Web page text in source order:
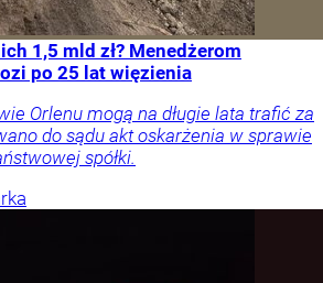
1,5 mld zł? Menedżerom
po 25 lat więzienia
Orlenu mogą na długie lata trafić za
do sądu akt oskarżenia w sprawie
spółki.